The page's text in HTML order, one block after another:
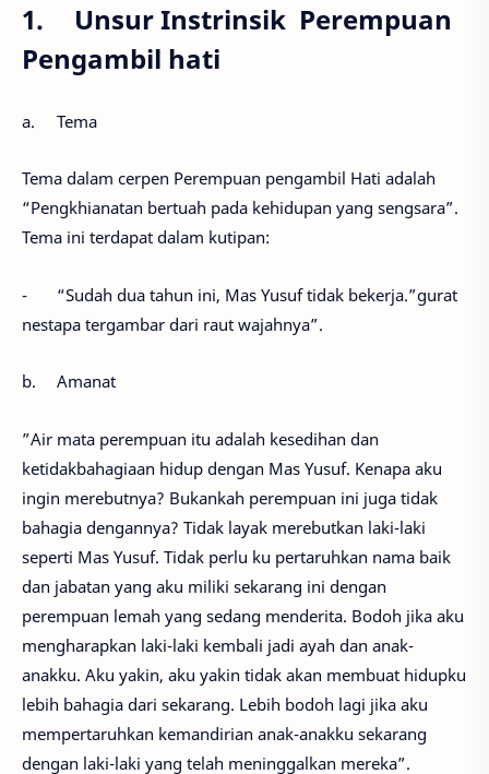
1.
Unsur Instrinsik Perempuan
Pengambil hati
a. Tema
Tema dalam cerpen Perempuan pengambil Hati adalah
“Pengkhianatan bertuah pada kehidupan yang sengsara”.
Tema ini terdapat dalam kutipan:
-
“Sudah dua tahun ini, Mas Yusuf tidak bekerja.”gurat
nestapa tergambar dari raut wajahnya”.
b. Amanat
”Air mata perempuan itu adalah kesedihan dan
ketidakbahagiaan hidup dengan Mas Yusuf. Kenapa aku
ingin merebutnya? Bukankah perempuan ini juga tidak
bahagia dengannya? Tidak layak merebutkan laki-laki
seperti Mas Yusuf. Tidak perlu ku pertaruhkan nama baik
dan jabatan yang aku miliki sekarang ini dengan
perempuan lemah yang sedang menderita. Bodoh jika aku
mengharapkan laki-laki kembali jadi ayah dan anak-
anakku. Aku yakin, aku yakin tidak akan membuat hidupku
lebih bahagia dari sekarang. Lebih bodoh lagi jika aku
mempertaruhkan kemandirian anak-anakku sekarang
dengan laki-laki yang telah meninggalkan mereka”.